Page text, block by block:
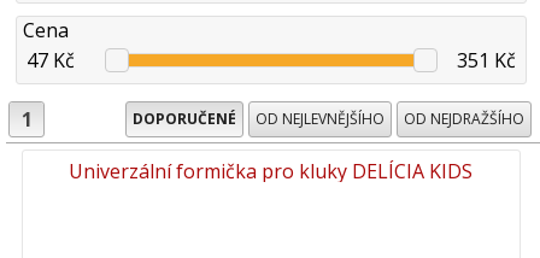
Cena
47 Kč
351 Kč
1 DOPORUČENÉ OD NEJLEVNĚJŠÍHO OD NEJDRAŽŠÍHO
Univerzální formička pro kluky DELÍCIA KIDS